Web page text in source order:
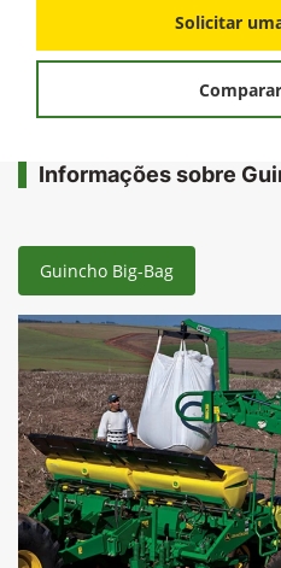
Solicitar
Informações sobre
Guincho Big-Bag